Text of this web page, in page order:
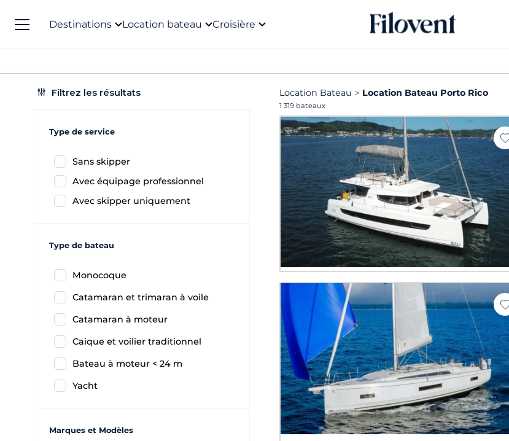
Destinations Location bateau Croisière
Filtrez les résultats
Type de service
Sans skipper
Avec équipage professionnel
Avec skipper uniquement
Type de bateau
Monocoque
Catamaran et trimaran à voile
Catamaran à moteur
Caique et voilier traditionnel
Bateau à moteur < 24 m
Yacht
Marques et Modèles
Location Bateau Location Bateau Porto Rico
1 319 bateaux